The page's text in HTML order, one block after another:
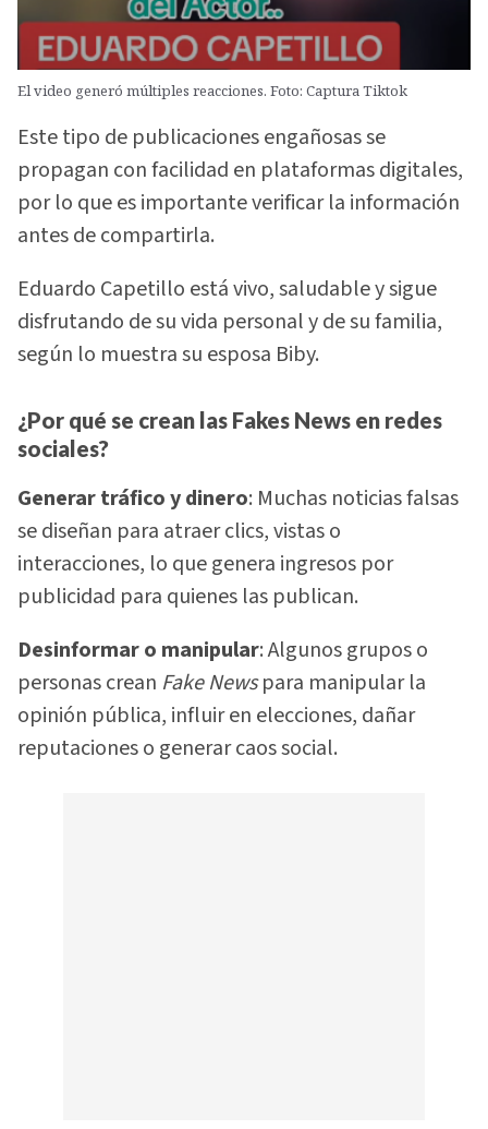
El video generó múltiples reacciones. Foto: Captura Tiktok
Este tipo de publicaciones engañosas se
propagan con facilidad en plataformas digitales,
por lo que es importante verificar la información
antes de compartirla.
Eduardo Capetillo está vivo, saludable y sigue
disfrutando de su vida personal y de su familia,
según lo muestra su esposa Biby.
¿Por qué se crean las Fakes News en redes
sociales?
Generar tráfico y dinero: Muchas noticias falsas
se diseñan para atraer clics, vistas o
interacciones, lo que genera ingresos por
publicidad para quienes las publican.
Desinformar o manipular: Algunos grupos o
personas crean Fake Newspara manipular la
opinión pública, influir en elecciones, dañar
reputaciones o generar caos social.